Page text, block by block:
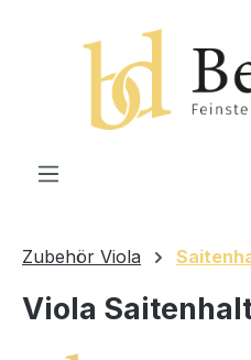
Zubehör Viola
Viola